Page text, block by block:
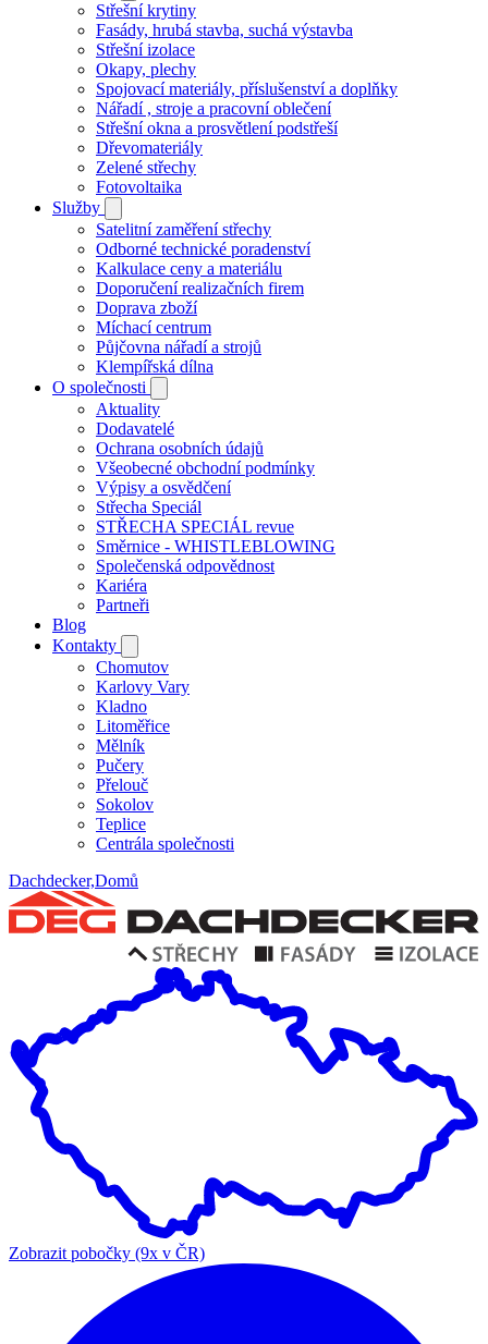
Střešní krytiny
Fasády, hrubá stavba, suchá výstavba
Střešní izolace
Okapy, plechy
Spojovací materiály, příslušenství a doplňky
Nářadí , stroje a pracovní oblečení
Střešní okna a prosvětlení podstřeší
Dřevomateriály
Zelené střechy
Fotovoltaika
Služby
Satelitní zaměření střechy
Odborné technické poradenství
Kalkulace ceny a materiálu
Doporučení realizačních firem
Doprava zboží
Míchací centrum
Půjčovna nářadí a strojů
Klempířská dílna
O společnosti
Aktuality
Dodavatelé
Ochrana osobních údajů
Všeobecné obchodní podmínky
Výpisy a osvědčení
Střecha Speciál
STŘECHA SPECIÁL revue
Směrnice - WHISTLEBLOWING
Společenská odpovědnost
Kariéra
Partneři
Blog
Kontakty
Chomutov
Karlovy Vary
Kladno
Litoměřice
Mělník
Pučery
Přelouč
Sokolov
Teplice
Centrála společnosti
Dachdecker,Domů
Zobrazit pobočky (9x v ČR)